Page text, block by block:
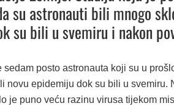
su astronauti bili mnogo
su bili u svemiru i nakon
sedam posto astronauta koji su u
novu epidemiju dok su bili u svemiru.
je puno veću razinu virusa tijekom